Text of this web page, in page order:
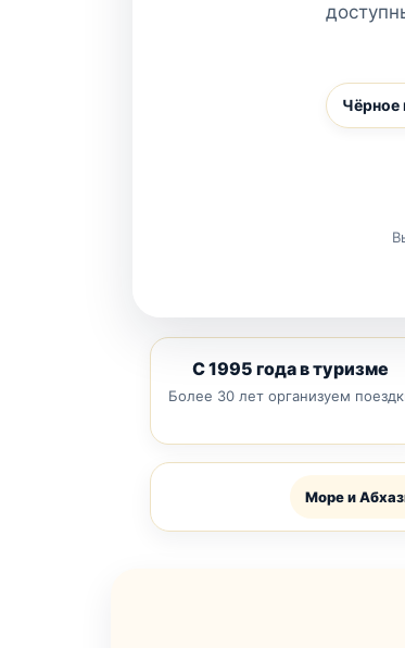
С 1995 года в туризме
Более 30 лет организуем
Море и